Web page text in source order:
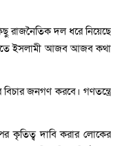
রাজনৈতিক দল ধরে নিয়েছে
ইসলামী আজব আজব কথা
জনগণ করবে। গণতন্ত্রে
কৃতিত্ব দাবি করার লোকের